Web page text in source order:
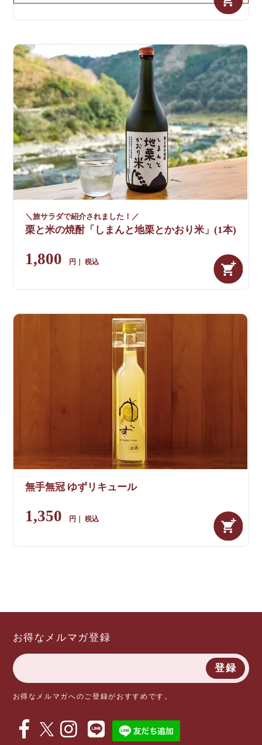
＼旅サラダで紹介されました！／
栗と米の焼酎「しまんと地栗とかおり米」(1本)
1,800 税込
無手無冠 ゆずリキュール
1,350 税込
お得なメルマガ登録
登録
お得なメルマガへのご登録がおすすめです。